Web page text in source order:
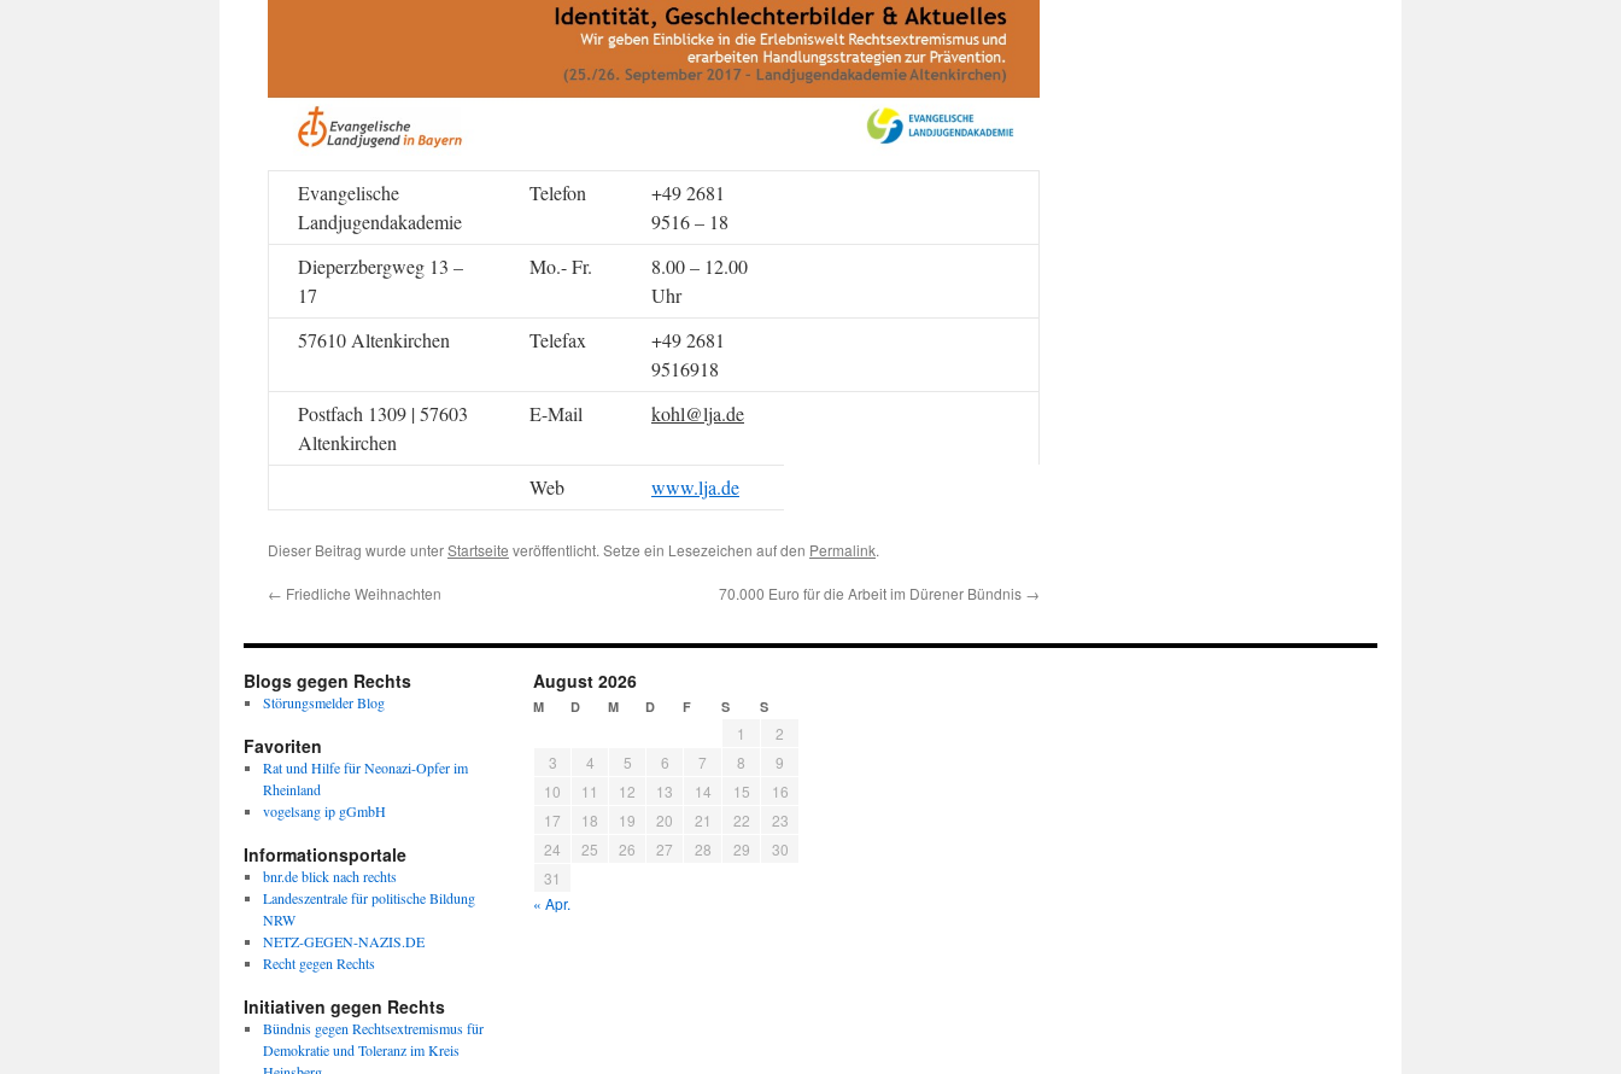
Evangelische
Landjugendakademie
Telefon
+49 2681
9516– 18
Dieperzbergweg 13 –
17
Mo.- Fr.
8.00 – 12.00
Uhr
57610 Altenkirchen
Telefax
+49 2681
9516918
Postfach 1309 |57603
Altenkirchen
E-Mail kohl@lja.de
Web www.lja.de
Dieser Beitrag wurde unterStartseite veröffentlicht. Setze ein Lesezeichen auf den Permalink.
← Friedliche Weihnachten 70.000 Euro für die Arbeit im Dürener Bündnis →
Blogs gegen Rechts
Störungsmelder Blog
Favoriten
Rat und Hilfe für Neonazi-Opfer im
Rheinland
vogelsang ip gGmbH
Informationsportale
bnr.de blick nach rechts
Landeszentrale für politische Bildung
NRW
NETZ-GEGEN-NAZIS.DE
Recht gegen Rechts
Initiativen gegen Rechts
Bündnis gegen Rechtsextremismus für
Demokratie und Toleranz im Kreis
August 2026
M D M D F S S
1
2
3
4 5 6 7 8
9
10
11 12 13 14 15
16
17
18 19 20 21 22
23
24
25 26 27 28 29
30
31
« Apr.